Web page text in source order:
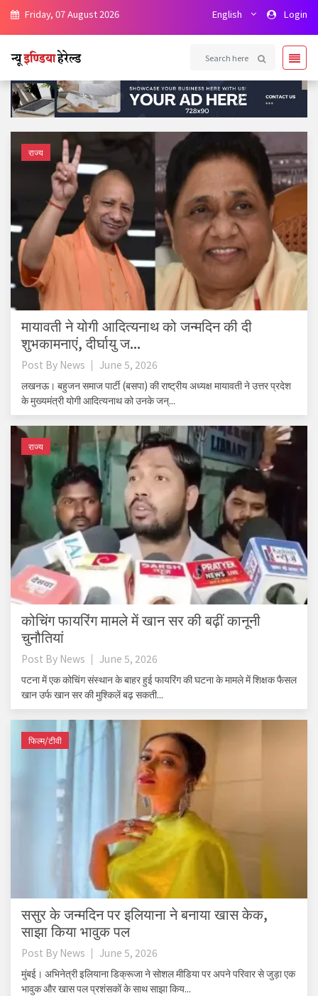
Friday, 07 August 2026 English Login
राज्य
मायावती ने योगी आदित्यनाथ को जन्मदिन की दी
शुभकामनाएं, दीर्घायु ज...
Post By News
June 5, 2026
लखनऊ। बहुजन समाज पार्टी (बसपा) की राष्ट्रीय अध्यक्ष मायावती ने उत्तर प्रदेश
के मुख्यमंत्री योगी आदित्यनाथ को उनके जन्...
राज्य
कोचिंग फायरिंग मामले में खान सर की बढ़ीं कानूनी
चुनौतियां
Post By News
June 5, 2026
पटना में एक कोचिंग संस्थान के बाहर हुई फायरिंग की घटना के मामले में शिक्षक फैसल
खान उर्फ खान सर की मुश्किलें बढ़ सकती...
फिल्म/टीवी
ससुर के जन्मदिन पर इलियाना ने बनाया खास केक,
साझा किया भावुक पल
Post By News
June 5, 2026
मुंबई। अभिनेत्री इलियाना डिक्रूजा ने सोशल मीडिया पर अपने परिवार से जुड़ा एक
भावुक और खास पल प्रशंसकों के साथ साझा किय...